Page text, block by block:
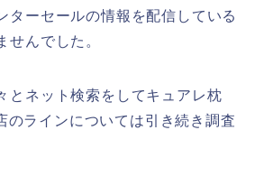
ターセールの情報を配信している
せんでした。
とネット検索をしてキュアレ枕
のラインについては引き続き調査